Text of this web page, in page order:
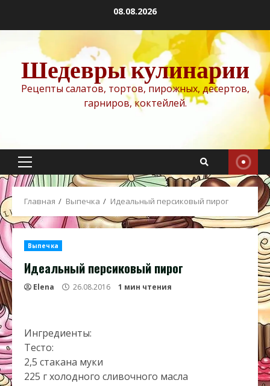
содержимому
08.08.2026
Шедевры кулинарии
Рецепты салатов, тортов, пирожных, десертов,
гарниров, коктейлей.
Основное
меню
Главная Выпечка Идеальный персиковый пирог
Выпечка
Идеальный персиковый пирог
Elena 26.08.2016 1 мин чтения
Ингредиенты:
Тесто:
2,5 стакана муки
225 г холодного сливочного масла